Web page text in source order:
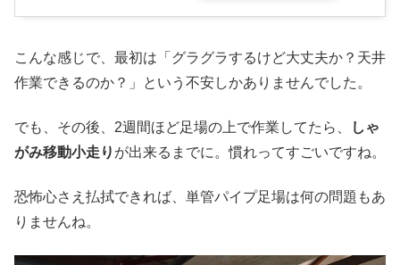
こんな感じで、最初は「グラグラするけど大丈夫か？天井
作業できるのか？」という不安しかありませんでした。
でも、その後、2週間ほど足場の上で作業してたら、
しゃ
がみ移動小走り が出来るまでに。慣れってすごいですね。
恐怖心さえ払拭できれば、単管パイプ足場は何の問題もあ
りませんね。